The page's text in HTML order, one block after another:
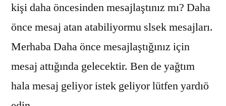
kişi daha öncesinden mesajlaştınız mı? Daha
önce mesaj atan atabiliyormu slsek mesajları.
Merhaba Daha önce mesajlaştığınız için
mesaj attığında gelecektir. Ben de yağtım
hala mesaj geliyor istek geliyor lütfen yardıö